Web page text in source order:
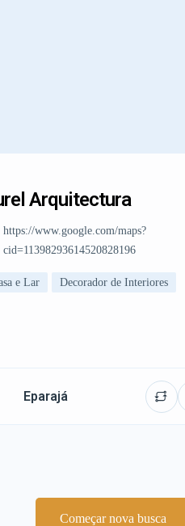
Arquitectura
https://www.google.com/maps?
cid=11398293614520828196
e Lar Decorador de Interiores
Eparajá
Começar nova busca